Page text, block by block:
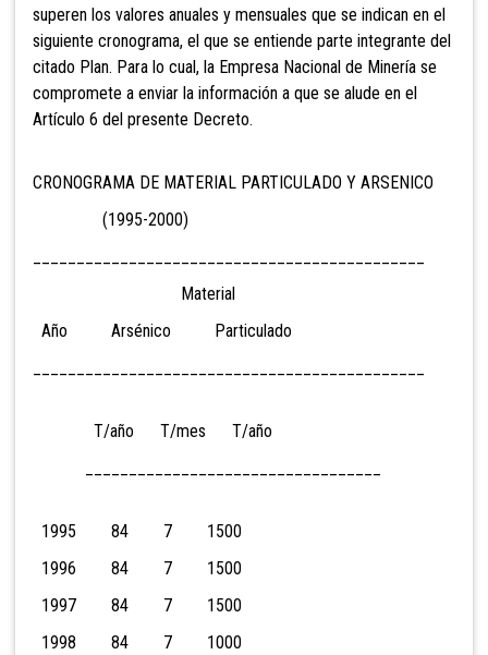
superen los valores anuales y mensuales que se indican en el
siguiente cronograma, el que se entiende parte integrante del
citado Plan. Para lo cual, la Empresa Nacional de Minería se
compromete a enviar la información a que se alude en el
Artículo 6 del presente Decreto.
CRONOGRAMA DE MATERIAL PARTICULADO Y ARSENICO
(1995-2000)
Material
Año Arsénico Particulado
T/año T/mes T/año
1995 84 7 1500
1996 84 7 1500
1997 84 7 1500
1998 84 7 1000